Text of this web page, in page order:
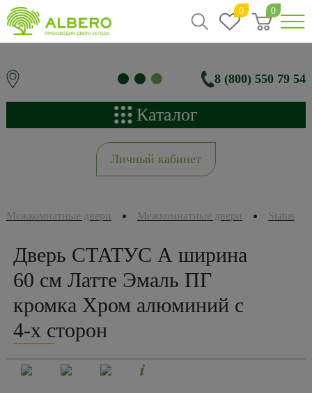
0 0
8 (800) 550 79 54
Каталог
Личный кабинет
Межкомнатные двери Межкомнатные двери Status
Дверь СТАТУС А ширина
60 см Латте Эмаль ПГ
кромка Хром алюминий с
4-х сторон